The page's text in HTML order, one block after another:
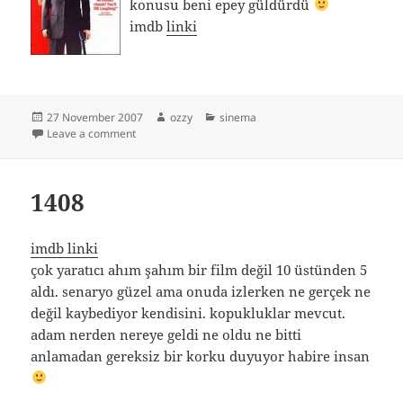
konusu beni epey güldürdü
imdblinki
Posted
on
27 November 2007 Author
ozzy Categories
sinema
Leave a commenton You Kill Me
1408
imdb linki
çok yaratıcı ahım şahım bir film değil 10 üstünden 5
aldı. senaryo güzel ama onuda izlerken ne gerçek ne
değil kaybediyor kendisini. kopukluklar mevcut.
adam nerden nereye geldi ne oldu ne bitti
anlamadan gereksiz bir korku duyuyor habire insan